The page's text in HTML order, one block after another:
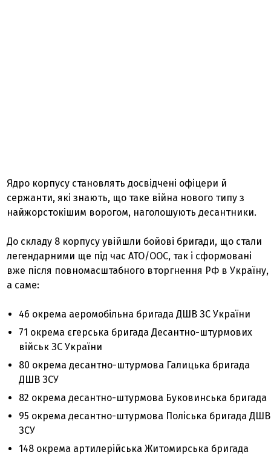
Ядро корпусу становлять досвідчені офіцери й
сержанти, які знають, що таке війна нового типу з
найжорстокішим ворогом, наголошують десантники.
До складу 8 корпусу увійшли бойові бригади, що стали
легендарними ще під час АТО/ООС, так і сформовані
вже після повномасштабного вторгнення РФ в Україну,
а саме:
46 окрема аеромобільна бригада ДШВ ЗС України
71 окрема єгерська бригада Десантно-штурмових
військ ЗС України
80 окрема десантно-штурмова Галицька бригада
ДШВ ЗСУ
82 окрема десантно-штурмова Буковинська бригада
95 окрема десантно-штурмова Поліська бригада ДШВ
ЗСУ
148 окрема артилерійська Житомирська бригада